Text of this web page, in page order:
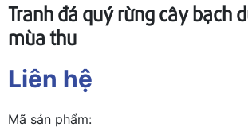
Tranh đá quý rừng cây bạch
mùa thu
Liên hệ
Mã sản phẩm: